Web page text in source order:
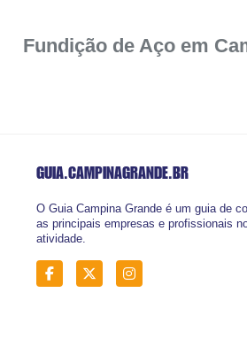
Fundição de Aço em
GUIA.CAMPINAGRANDE.BR
O Guia Campina Grande é um guia de
as principais empresas e profissionais
atividade.